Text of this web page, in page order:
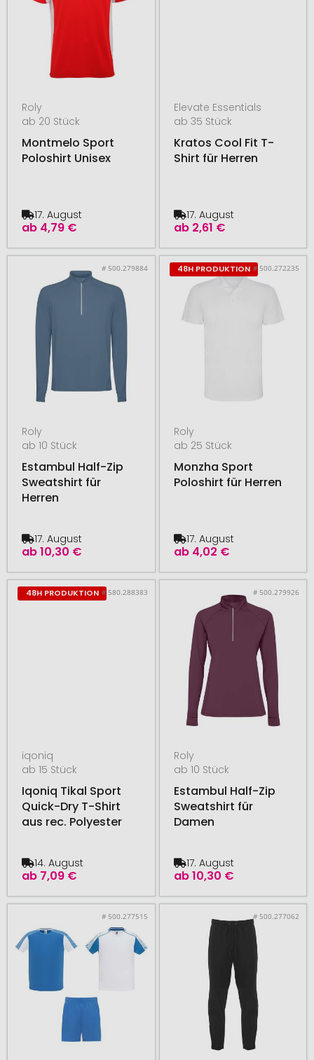
Roly
ab 20 Stück
Montmelo Sport
Poloshirt Unisex
ab 4,79 €
17. August
Elevate Essentials
ab 35 Stück
Kratos Cool Fit T-
Shirt für Herren
ab 2,61 €
17. August
# 500.279884
Roly
ab 10 Stück
Estambul Half-Zip
Sweatshirt für
Herren
ab10,30 €
17. August
48H PRODUKTION # 500.272235
Roly
ab 25 Stück
Monzha Sport
Poloshirt für Herren
ab 4,02 €
17. August
48H PRODUKTION # 580.288383
iqoniq
ab 15 Stück
Iqoniq Tikal Sport
Quick-Dry T-Shirt
aus rec. Polyester
ab 7,09 €
14. August
# 500.279926
Roly
ab 10 Stück
Estambul Half-Zip
Sweatshirt für
Damen
ab10,30 €
17. August
# 500.277515 # 500.277062